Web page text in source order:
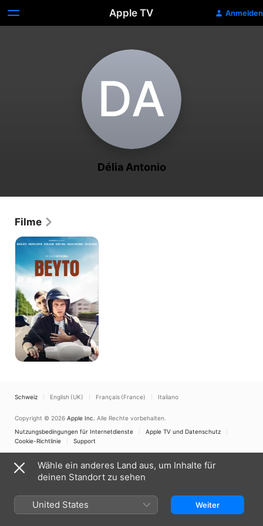
Apple TV Anmelden
D‌A
Délia Antonio
Filme
Beyto
Schweiz English (UK) Français (France) Italiano
Copyright © 2026 Apple Inc. Alle Rechte vorbehalten.
Nutzungsbedingungen für Internetdienste
Apple TV und Datenschutz
Cookie-Richtlinie
Support
Wähle ein anderes Land aus, um Inhalte für
deinen Standort zu sehen
United States Weiter